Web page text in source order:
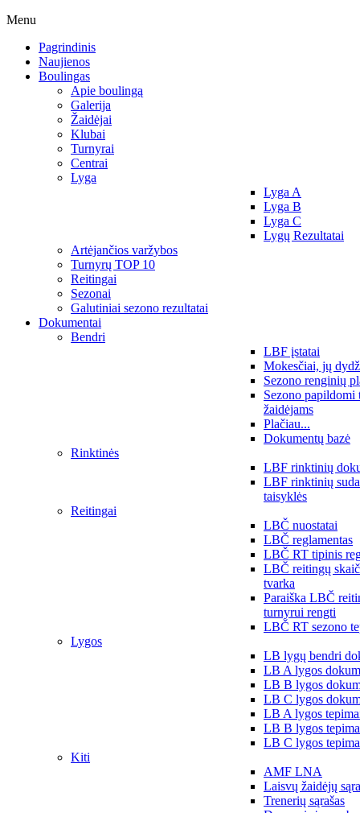
Menu
Pagrindinis
Naujienos
Boulingas
Apie boulingą
Galerija
Žaidėjai
Klubai
Turnyrai
Centrai
Lyga
Lyga A
Lyga B
Lyga C
Lygų Rezultatai
Artėjančios varžybos
Turnyrų TOP 10
Reitingai
Sezonai
Galutiniai sezono rezultatai
Dokumentai
Bendri
LBF įstatai
Mokesčiai, jų
Sezono renginių
Sezono papildomi
žaidėjams
Plačiau...
Dokumentų bazė
Rinktinės
LBF rinktinių
LBF rinktinių
taisyklės
Reitingai
LBČ nuostatai
LBČ reglamentas
LBČ RT tipinis
LBČ reitingų
tvarka
Paraiška LBČ
turnyrui rengti
LBČ RT sezono
Lygos
LB lygų bendri
LB A lygos
LB B lygos
LB C lygos
LB A lygos
LB B lygos
LB C lygos
Kiti
AMF LNA
Laisvų žaidėjų
Trenerių sąrašas